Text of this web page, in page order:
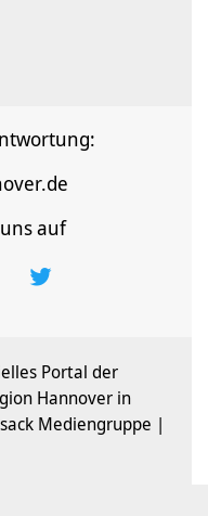
auf
Portal der
Hannover in
Mediengruppe |